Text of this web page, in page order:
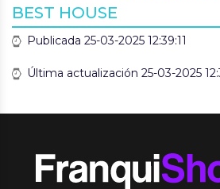
BEST HOUSE
Publicada 25-03-2025 12:39:11
Última actualización 25-03-2025